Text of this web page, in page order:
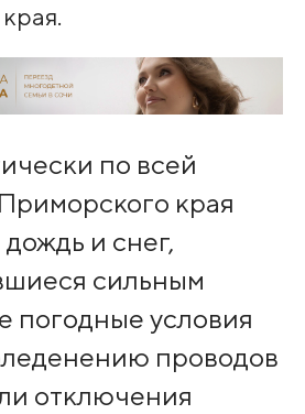
по всей
края
и снег,
сильным
погодные условия
проводов
отключения